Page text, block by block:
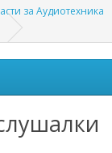
за Аудиотехника